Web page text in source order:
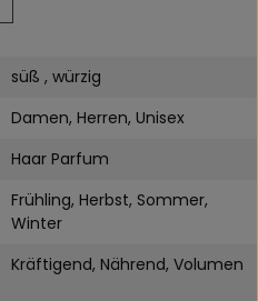
süß , würzig
Damen, Herren, Unisex
Haar Parfum
Frühling, Herbst, Sommer,
Winter
Kräftigend, Nährend, Volumen